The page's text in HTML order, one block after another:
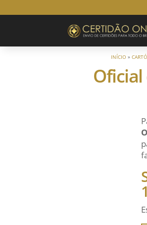
INÍCIO »